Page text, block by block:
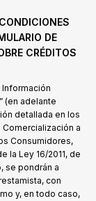
DE
CRÉDITOS
Información
(en adelante
detallada en los
Comercialización a
Consumidores,
la Ley 16/2011, de
se pondrán a
con
y, en todo caso,